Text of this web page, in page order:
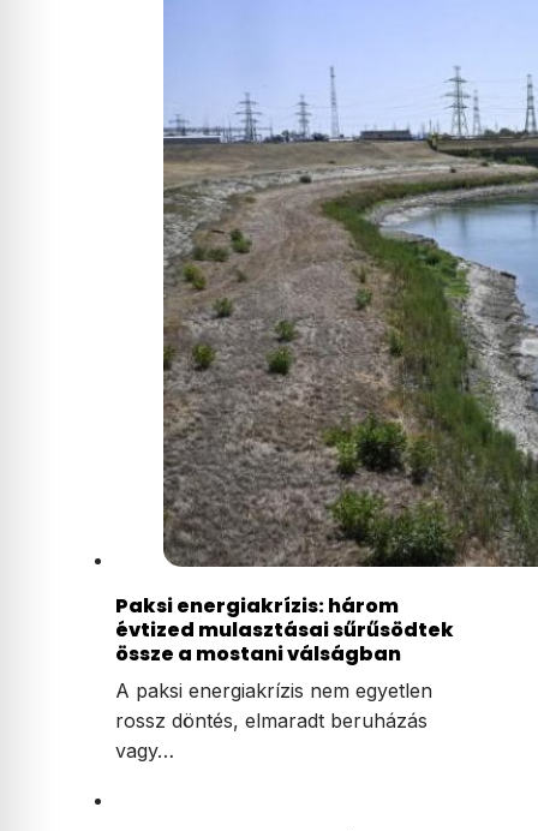
Paksi energiakrízis: három
évtized mulasztásai sűrűsödtek
össze a mostani válságban
A paksi energiakrízis nem egyetlen
rossz döntés, elmaradt beruházás
vagy…